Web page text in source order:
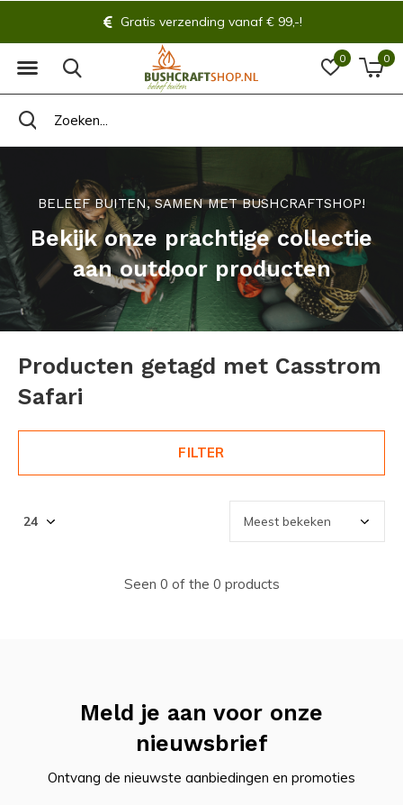
0 0
Gratis verzending vanaf € 99,-!
BELEEF BUITEN, SAMEN MET BUSHCRAFTSHOP!
Bekijk onze prachtige collectie
aan outdoor producten
Producten getagd met Casstrom
Safari
FILTER
Seen 0 of the 0 products
Meld je aan voor onze
nieuwsbrief
Ontvang de nieuwste aanbiedingen en promoties